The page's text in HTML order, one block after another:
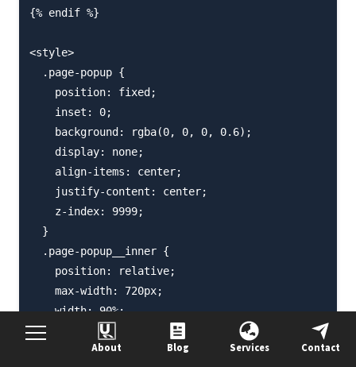
About Blog Services Contact
{% endif %}
<style>
  .page-popup {
    position: fixed;
    inset: 0;
    background: rgba(0, 0, 0, 0.6);
    display: none;
    align-items: center;
    justify-content: center;
    z-index: 9999;
  }
  .page-popup__inner {
    position: relative;
    max-width: 720px;
    width: 90%;
  }
  .page-popup__close {